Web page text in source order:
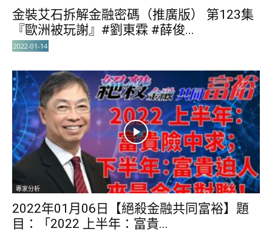
金裝艾石拆解金融密碼（推廣版） 第123集
『歐洲被玩謝』#劉東霖 #薛俊...
2022-01-14
專家分析
2022年01月06日【絕殺金融共同富裕】題
目：「2022 上半年：富貴...